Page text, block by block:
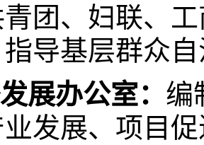
团、妇联、
导基层群众
展办公室： 编
发展、项目